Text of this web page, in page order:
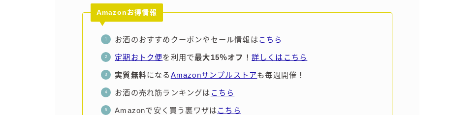
Amazonお得情報
お酒のおすすめクーポンやセール情報はこちら
定期おトク便を利用で最大15％オフ ！ 詳しくはこちら
実質無料になる Amazonサンプルストアも毎週開催！
お酒の売れ筋ランキングは こちら
Amazonで安く買う裏ワザはこちら